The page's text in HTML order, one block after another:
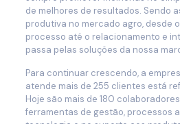
de melhores de resultados. Sendo
produtiva no mercado agro, desde
processo até o relacionamento e
passa pelas soluções da nossa
Para continuar crescendo, a
atende mais de 255 clientes está
Hoje são mais de 180
ferramentas de gestão, processos